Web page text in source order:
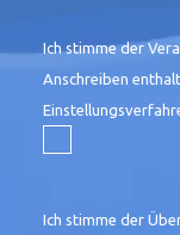
Ich stimme der
Anschreiben
Ich stimme der